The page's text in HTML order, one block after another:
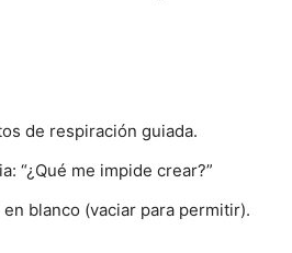
de respiración guiada.
“¿Qué me impide crear?”
blanco (vaciar para permitir).